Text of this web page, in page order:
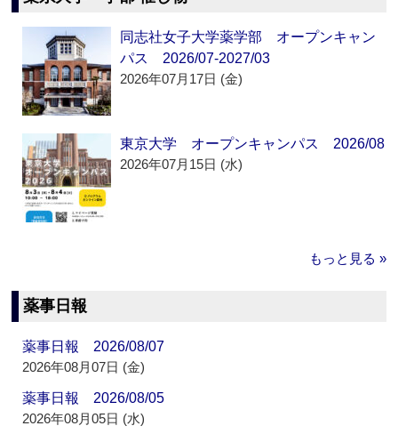
同志社女子大学薬学部 オープンキャン
パス 2026/07-2027/03
2026年07月17日 (金)
東京大学 オープンキャンパス 2026/08
2026年07月15日 (水)
もっと見る »
薬事日報
薬事日報 2026/08/07
2026年08月07日 (金)
薬事日報 2026/08/05
2026年08月05日 (水)